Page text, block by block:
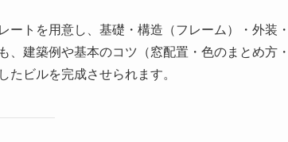
ートを用意し、基礎・構造（フレーム）・外装
、建築例や基本のコツ（窓配置・色のまとめ方
ビルを完成させられます。